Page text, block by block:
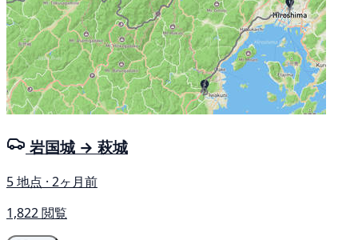
岩国城 → 萩城
5 地点 · 2ヶ月前
1,822 閲覧